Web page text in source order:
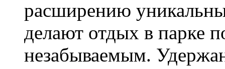
расширению
делают отдых в парке
незабываемым.